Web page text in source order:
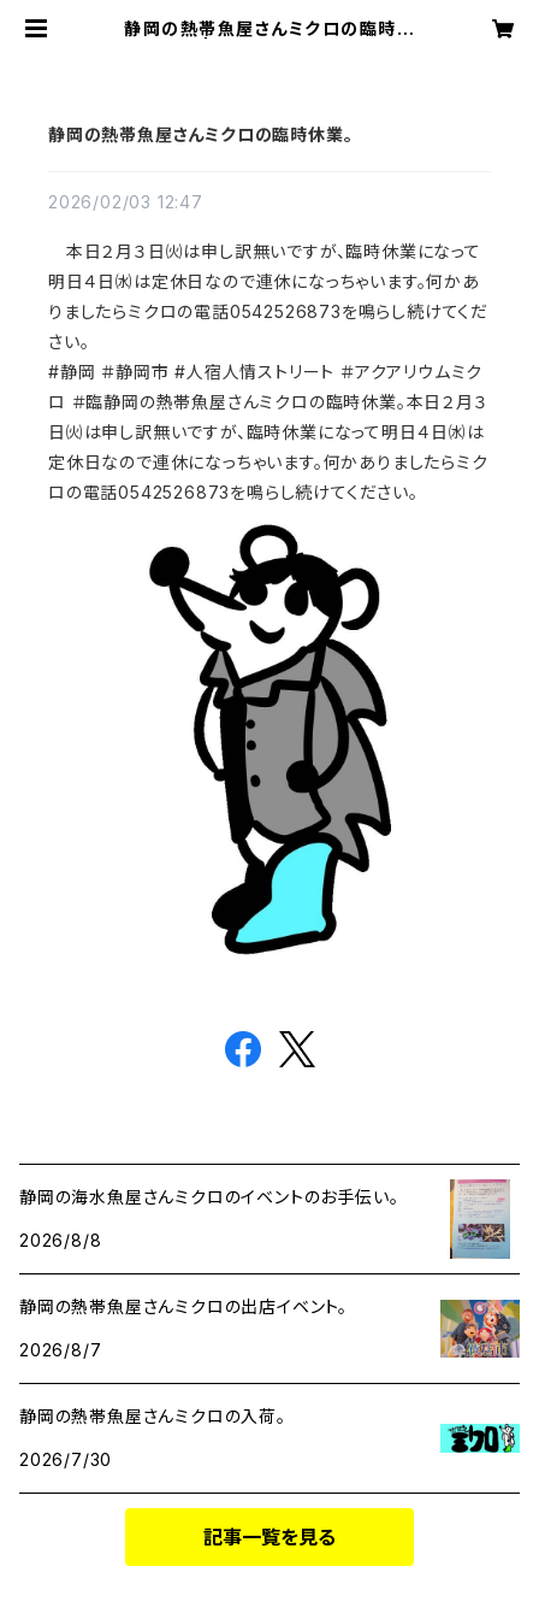
静岡の熱帯魚屋さんミクロの臨時休
静岡の熱帯魚屋さんミクロの臨時休業。
2026/02/03 12:47
本日２月３日㈫は申し訳無いですが、臨時休業になって
明日４日㈬は定休日なので連休になっちゃいます。何かあ
りましたらミクロの電話0542526873を鳴らし続けてくだ
さい。
#静岡 ＃静岡市 #人宿人情ストリート ＃アクアリウムミク
ロ ＃臨静岡の熱帯魚屋さんミクロの臨時休業。本日２月３
日㈫は申し訳無いですが、臨時休業になって明日４日㈬は
定休日なので連休になっちゃいます。何かありましたらミク
ロの電話0542526873を鳴らし続けてください。
静岡の海水魚屋さんミクロのイベントのお手伝い。
2026/8/8
静岡の熱帯魚屋さんミクロの出店イベント。
2026/8/7
静岡の熱帯魚屋さんミクロの入荷。
2026/7/30
記事一覧を見る